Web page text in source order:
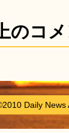
のコ
Daily News